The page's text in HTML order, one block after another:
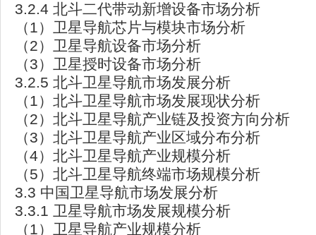
3.2.4 北斗二代带动新增设备市场分析
（1）卫星导航芯片与模块市场分析
（2）卫星导航设备市场分析
（3）卫星授时设备市场分析
3.2.5 北斗卫星导航市场发展分析
（1）北斗卫星导航市场发展现状分析
（2）北斗卫星导航产业链及投资方向分析
（3）北斗卫星导航产业区域分布分析
（4）北斗卫星导航产业规模分析
（5）北斗卫星导航终端市场规模分析
3.3 中国卫星导航市场发展分析
3.3.1 卫星导航市场发展规模分析
（1）卫星导航产业规模分析